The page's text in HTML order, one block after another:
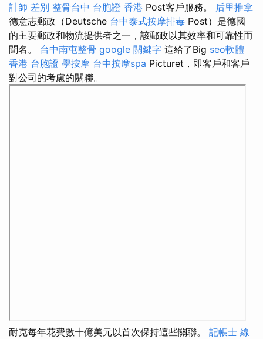
計師 差別 整骨台中 台胞證 香港 Post客戶服務。 后里推拿
德意志郵政（Deutsche 台中泰式按摩排毒 Post）是德國
的主要郵政和物流提供者之一，該郵政以其效率和可靠性而
聞名。 台中南屯整骨 google 關鍵字 這給了Big seo軟體
香港 台胞證 學按摩 台中按摩spa Picturet，即客戶和客戶
對公司的考慮的關聯。
耐克每年花費數十億美元以首次保持這些關聯。 記帳士 線